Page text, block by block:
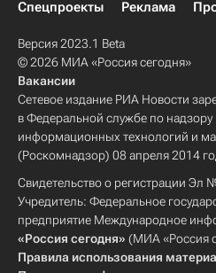
Спецпроекты
Реклама
Версия 2023.1 Beta
© 2026 МИА «Россия сегодня»
Вакансии
Сетевое издание РИА Новости
в Федеральной службе по надзору
информационных технологий и
(Роскомнадзор) 08 апреля 2014
Свидетельство о регистрации
Учредитель: Федеральное
предприятие Международное
«Россия сегодня» (МИА «Россия
Правила использования